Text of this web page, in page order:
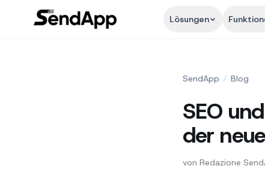
Lösungen
SendApp / Blog
SEO
der
von Redazione